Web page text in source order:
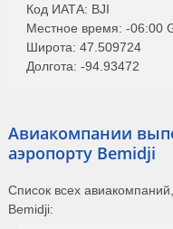
Код ИАТА: BJI
Местное время: -06:00
Широта: 47.509724
Долгота: -94.93472
Авиакомпании
аэропорту Bemidji
Список всех
Bemidji: